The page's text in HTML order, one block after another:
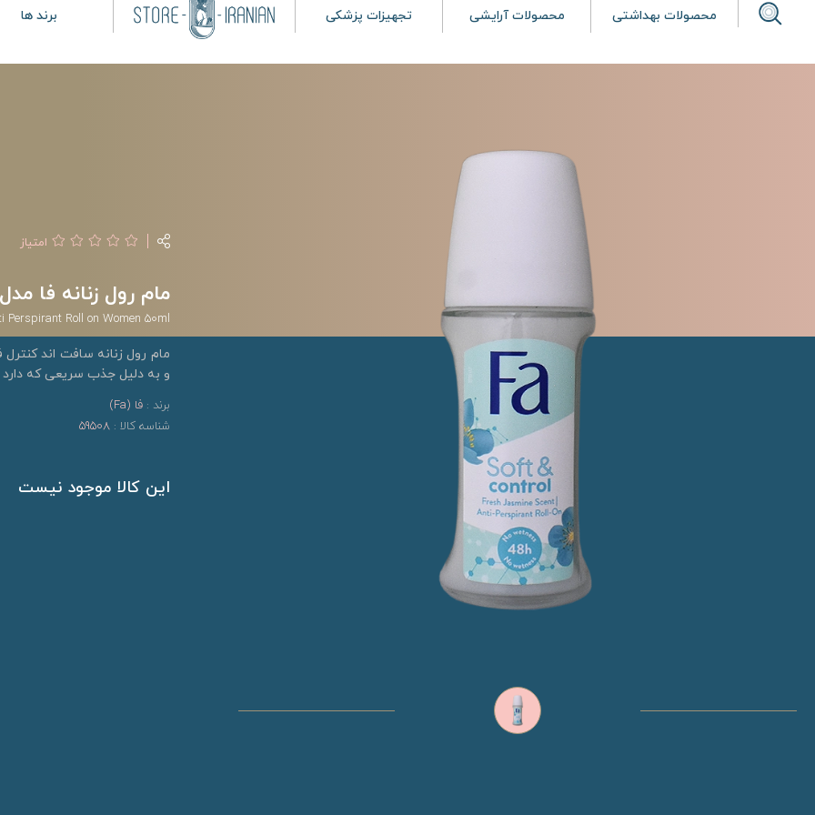
محصولات بهداشتی محصولات آرایشی تجهیزات پزشکی برند ها
امتیاز
مام رول زنانه فا مدل Soft & Control حجم 50 میلی لیتر
Perspirant Roll on Women 50ml
مام رول زنانه سافت اند کنترل
و به دلیل جذب سریعی که
برند : فا (Fa)
شناسه کالا : 59508
این کالا موجود نیست